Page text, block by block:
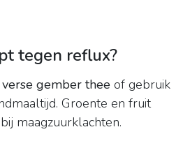
tegen reflux?
verse gember thee of gebruik
Groente en fruit
maagzuurklachten.